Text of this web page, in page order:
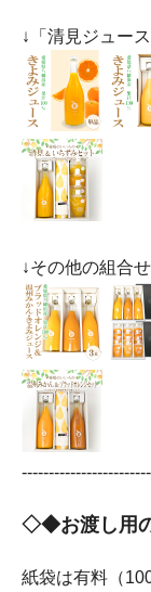
↓「清見ジュー
↓その他の組合
◇◆お渡し用
紙袋は有料（